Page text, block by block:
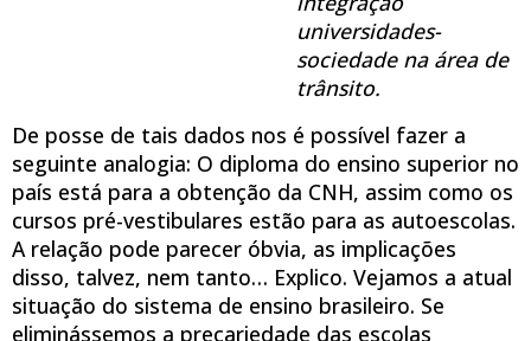
universidades-
sociedade na área de
trânsito.
De posse de tais dados nos é possível fazer a
seguinte analogia: O diploma do ensino superior no
país está para a obtenção da CNH, assim como os
cursos pré-vestibulares estão para as autoescolas.
A relação pode parecer óbvia, as implicações
disso, talvez, nem tanto… Explico. Vejamos a atual
situação do sistema de ensino brasileiro. Se
eliminássemos a precariedade das escolas